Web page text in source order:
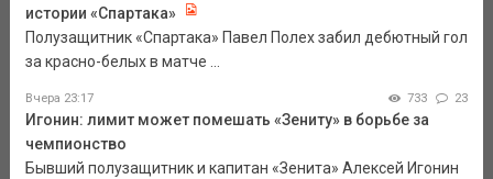
истории «Спартака»
Полузащитник «Спартака» Павел Полех забил дебютный гол
за красно-белых в матче ...
Вчера 23:17 733 23
Игонин: лимит может помешать «Зениту» в борьбе за
чемпионство
Бывший полузащитник и капитан «Зенита» Алексей Игонин